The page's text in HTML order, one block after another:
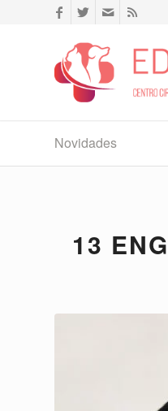
Novidades
13